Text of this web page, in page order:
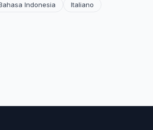
Indonesia
Italiano